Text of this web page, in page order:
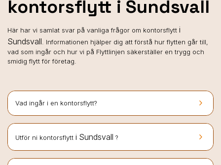
kontorsflytt i Sundsvall
Här har vi samlat svar på vanliga frågor om kontorsflytt i
Sundsvall . Informationen hjälper dig att förstå hur flytten går till,
vad som ingår och hur vi på Flyttlinjen säkerställer en trygg och
smidig flytt för företag.
keyboard_arrow_right
Vad ingår i en kontorsflytt?
keyboard_arrow_right
Utför ni kontorsflytt i Sundsvall ?